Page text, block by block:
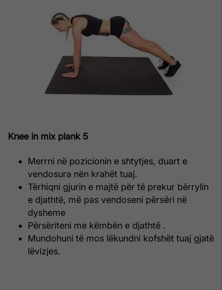
Knee in mix plank 5
Merrni në pozicionin e shtytjes, duart e
vendosura nën krahët tuaj.
Tërhiqni gjurin e majtë për të prekur bërrylin
e djathtë, më pas vendoseni përsëri në
dysheme
Përsëriteni me këmbën e djathtë .
Mundohuni të mos lëkundni kofshët tuaj gjatë
lëvizjes.